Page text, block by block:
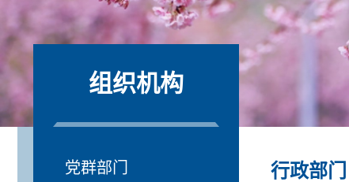
组织机构
党群部门 行政部门